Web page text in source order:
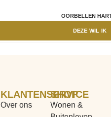
OORBELLEN
DEZE WIL IK
SHOP
Wonen &
KLANTENSERVICE
Over ons